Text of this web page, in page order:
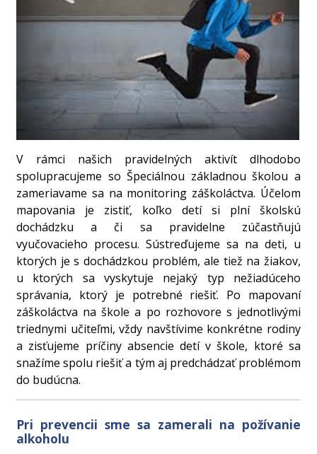
V rámci našich pravidelných aktivít dlhodobo
spolupracujeme so Špeciálnou základnou školou a
zameriavame sa na monitoring záškoláctva. Účelom
mapovania je zistiť, koľko detí si plní školskú
dochádzku a či sa pravidelne zúčastňujú
vyučovacieho procesu. Sústreďujeme sa na deti, u
ktorých je s dochádzkou problém, ale tiež na žiakov,
u ktorých sa vyskytuje nejaký typ nežiadúceho
správania, ktorý je potrebné riešiť. Po mapovaní
záškoláctva na škole a po rozhovore s jednotlivými
triednymi učiteľmi, vždy navštívime konkrétne rodiny
a zisťujeme príčiny absencie detí v škole, ktoré sa
snažíme spolu riešiť a tým aj predchádzať problémom
do budúcna.
Pri prevencii sme sa zamerali na požívanie
alkoholu